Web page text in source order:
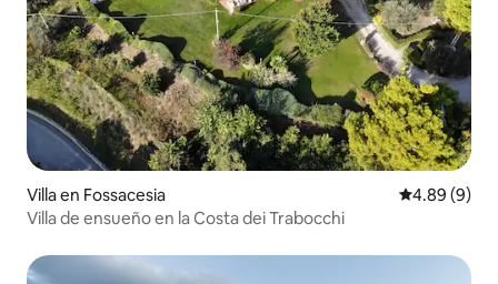
Villa en Fossacesia Calificación
4.89 (9)
Villa de ensueño en la Costa dei Trabocchi